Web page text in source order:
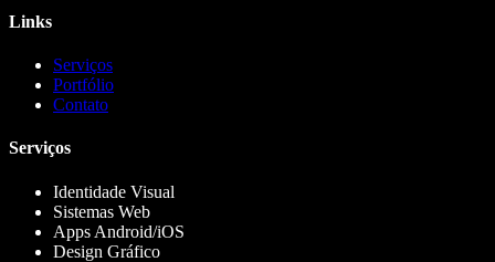
Links
Serviços
Portfólio
Contato
Serviços
Identidade Visual
Sistemas Web
Apps Android/iOS
Design Gráfico